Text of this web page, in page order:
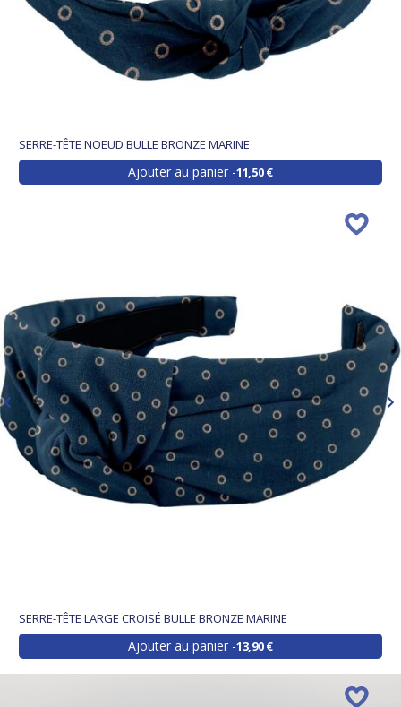
SERRE-TÊTE NOEUD BULLE BRONZE MARINE
Ajouter au panier 11,50 €
SERRE-TÊTE LARGE CROISÉ BULLE BRONZE MARINE
Ajouter au panier 13,90 €